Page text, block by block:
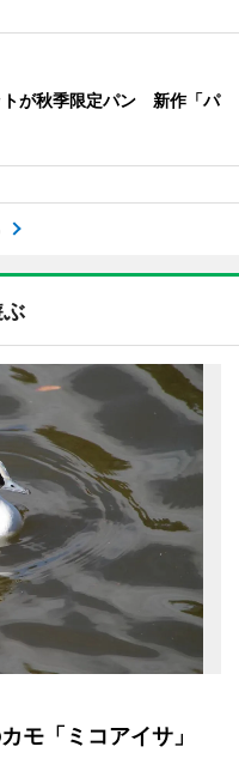
トが秋季限定パン 新作「パ
モ「ミコアイサ」